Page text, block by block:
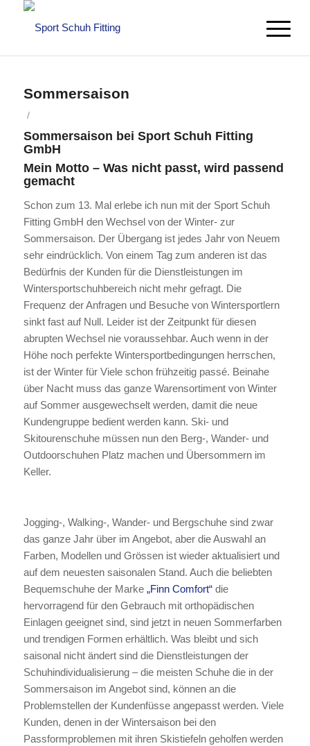
Sommersaison
/
Sommersaison bei Sport Schuh Fitting
GmbH
Mein Motto – Was nicht passt, wird passend
gemacht
Schon zum 13. Mal erlebe ich nun mit der Sport Schuh
Fitting GmbH den Wechsel von der Winter- zur
Sommersaison. Der Übergang ist jedes Jahr von Neuem
sehr eindrücklich. Von einem Tag zum anderen ist das
Bedürfnis der Kunden für die Dienstleistungen im
Wintersportschuhbereich nicht mehr gefragt. Die
Frequenz der Anfragen und Besuche von Wintersportlern
sinkt fast auf Null. Leider ist der Zeitpunkt für diesen
abrupten Wechsel nie voraussehbar. Auch wenn in der
Höhe noch perfekte Wintersportbedingungen herrschen,
ist der Winter für Viele schon frühzeitig passé. Beinahe
über Nacht muss das ganze Warensortiment von Winter
auf Sommer ausgewechselt werden, damit die neue
Kundengruppe bedient werden kann. Ski- und
Skitourenschuhe müssen nun den Berg-, Wander- und
Outdoorschuhen Platz machen und Übersommern im
Keller.
Jogging-, Walking-, Wander- und Bergschuhe sind zwar
das ganze Jahr über im Angebot, aber die Auswahl an
Farben, Modellen und Grössen ist wieder aktualisiert und
auf dem neuesten saisonalen Stand. Auch die beliebten
Bequemschuhe der Marke „Finn Comfort“die
hervorragend für den Gebrauch mit orthopädischen
Einlagen geeignet sind, sind jetzt in neuen Sommerfarben
und trendigen Formen erhältlich. Was bleibt und sich
saisonal nicht ändert sind die Dienstleistungen der
Schuhindividualisierung – die meisten Schuhe die in der
Sommersaison im Angebot sind, können an die
Problemstellen der Kundenfüsse angepasst werden. Viele
Kunden, denen in der Wintersaison bei den
Passformproblemen mit ihren Skistiefeln geholfen werden